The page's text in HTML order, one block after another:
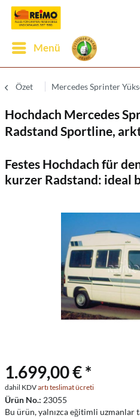
Menü
Özet Mercedes Sprinter
Hochdach Mercedes
Radstand Sportline,
Festes Hochdach für
kurzer Radstand: ideal
1.699,00 € *
dahil KDVartı teslimat ücreti
Ürün No.: 23055
Bu ürün, yalnızca eğitimli